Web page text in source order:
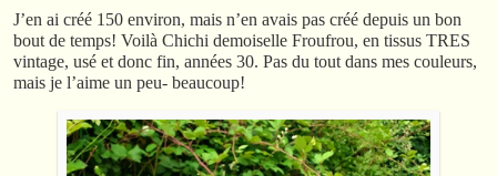
J’en ai créé 150 environ, mais n’en avais pas créé depuis un bon
bout de temps! Voilà Chichi demoiselle Froufrou, en tissus TRES
vintage, usé et donc fin, années 30. Pas du tout dans mes couleurs,
mais je l’aime un peu- beaucoup!